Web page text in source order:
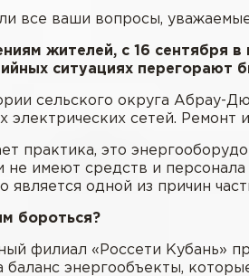
все ваши вопросы, уважаемые
жителей, с 16 сентября в
ситуациях перегорают
сельского округа Абрау-
электрических сетей. Ремонт
практика, это
не имеют средств и
является одной из причин
бороться?
филиал «Россети Кубань»
баланс энергообъекты,